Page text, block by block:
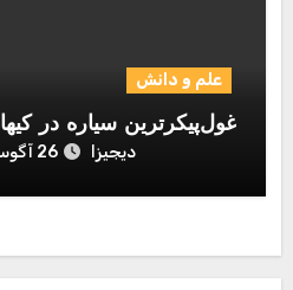
علم و دانش
غول‌پیکرترین سیاره در
دیجیزا 26 آگوست 2023